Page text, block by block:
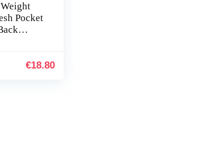
Pocket
€18.80